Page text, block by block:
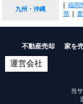
九州・沖縄
福岡
県
不動産売却 家を
運営会社
当